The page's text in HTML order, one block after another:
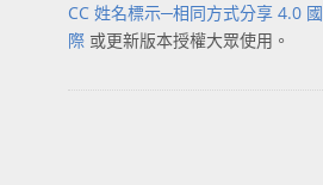
CC 姓名標示─相同方式分享 4.0 國
際 或更新版本授權大眾使用。